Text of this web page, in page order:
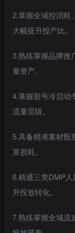
2.掌握全域控消耗
大幅提升投产比。
3.熟练掌握品牌推
量资产。
4.掌握新号冷启动
流量层级。
5.具备精准素材甄
算损耗。
6.精通三类DMP
升投放转化。
7.熟练掌握全域流